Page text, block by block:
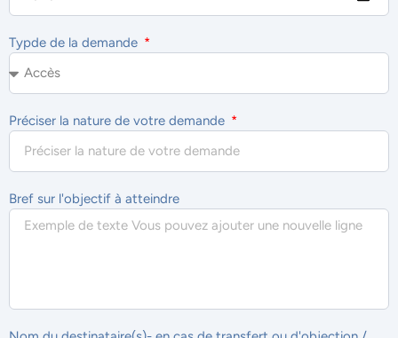
Typde de la demande
Préciser la nature de votre demande
Bref sur l'objectif à atteindre